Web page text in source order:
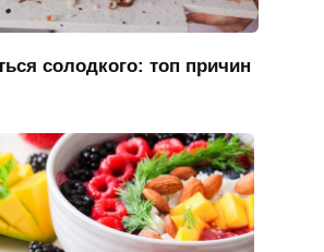
солодкого: топ причин